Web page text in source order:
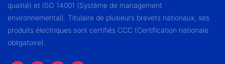
qualité) et ISO 14001 (Système de management
environnemental). Titulaire de plusieurs brevets nationaux, ses
produits électriques sont certifiés CCC (Certification nationale
obligatoire).